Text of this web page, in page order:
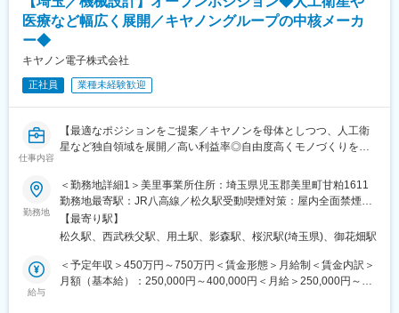
変更の範囲：会社の定める業務
いただきます。
募を進めていただきますようお願いします。
加工・小型化・画像処理・光学・量産化技術」を武器に、宇宙事
業や医療・環境・IT関連事業など幅広く展開。
また特許取得にも積極的に取り組む【メイドインジャパン】のモ
ノづくり企業。
・自社製の超小型人工衛星（CE SAT IE）では2024年２月にJAXA
のH3ロケット試験機２号機により打上げられ３機目の軌道投入に
成功。
・景気の波に強い強固な経営基盤を持ち、経常利益が10年平均で
10%と高水準（製造業平均3～5%）
・「原則転勤はなし」関東に根差して生活。また、規模感が大き
医療など幅広く展開／キヤノングループの中核メーカ
ー◆
キヤノン電子株式会社
正社員 業種未経験歓迎
仕事内容
【最適なポジションをご提案／キヤノンを母体としつつ、人工衛
星など独自領域を展開／高い利益率◎自由度高くモノづくりを行
＜同社の特徴はこちらです＞
□メイド・イン・ジャパンのモノづくり！手触り感のある仕事
□人工衛星など積極的にビジネスフィールドを拡大
□防衛省などと取引。安定した経営基盤が魅力
□攻めと安定のバランス！大手グループでありつつ、独自路線を持
つ
勤務地
＜勤務地詳細1＞美里事業所住所：埼玉県児玉郡美里町甘粕1611
勤務地最寄駅：JR八高線／松久駅受動喫煙対策：屋内全面禁煙＜
勤務地詳細2＞秩父事業所住所：埼玉県秩父市下影森1248 勤務地
最寄駅：西武池袋線・秩父線／西武秩父駅受動喫煙対策：屋内全
【最寄り駅】
松久駅、西武秩父駅、用土駅、影森駅、桜沢駅(埼玉県)、御花畑駅
給与
＜予定年収＞450万円～750万円＜賃金形態＞月給制＜賃金内訳＞
月額（基本給）：250,000円～400,000円＜月給＞250,000円～